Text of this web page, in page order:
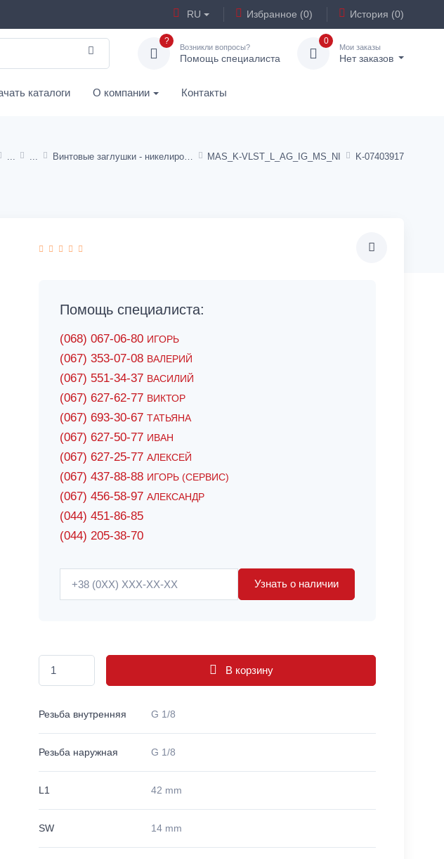
RU Избранное (0) История (0)
?
Возникли вопросы?
Помощь специалиста
0
Мои заказы
Нет заказов
каталоги О компании Контакты
Винтовые заглушки - никелированная латунь MAS_K-VLST_L_AG_IG_MS_NI K-07403917
Помощь специалиста:
(068) 067-06-80 ИГОРЬ
(067) 353-07-08 ВАЛЕРИЙ
(067) 551-34-37 ВАСИЛИЙ
(067) 627-62-77 ВИКТОР
(067) 693-30-67 ТАТЬЯНА
(067) 627-50-77 ИВАН
(067) 627-25-77 АЛЕКСЕЙ
(067) 437-88-88 ИГОРЬ (СЕРВИС)
(067) 456-58-97 АЛЕКСАНДР
(044) 451-86-85
(044) 205-38-70
Узнать о наличии
В корзину
Резьба внутренняя G 1/8
Резьба наружная G 1/8
L1 42 mm
SW 14 mm